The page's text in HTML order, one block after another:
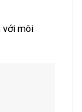
với môi